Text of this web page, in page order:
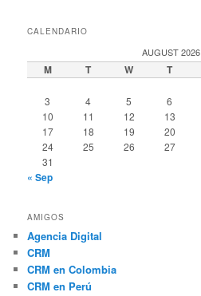
CALENDARIO
AUGUST 2026
M T W T
3
4 5 6
10
11 12 13
17
18 19 20
24
25 26 27
31
« Sep
AMIGOS
Agencia Digital
CRM
CRM en Colombia
CRM en Perú